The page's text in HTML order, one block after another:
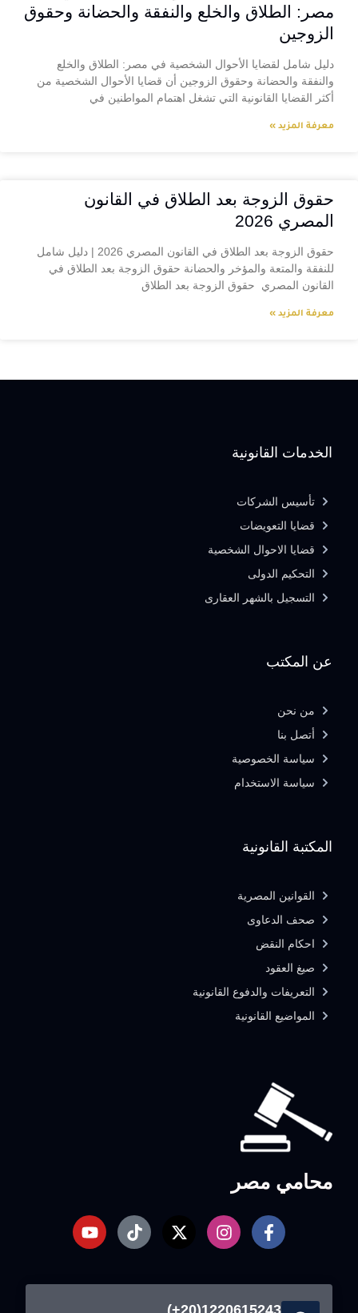
مصر: الطلاق والخلع والنفقة والحضانة وحقوق
الزوجين
دليل شامل لقضايا الأحوال الشخصية في مصر: الطلاق والخلع
والنفقة والحضانة وحقوق الزوجين أن قضايا الأحوال الشخصية من
أكثر القضايا القانونية التي تشغل اهتمام المواطنين في
معرفة المزيد »
حقوق الزوجة بعد الطلاق في القانون
المصري 2026
حقوق الزوجة بعد الطلاق في القانون المصري 2026 | دليل شامل
للنفقة والمتعة والمؤخر والحضانة حقوق الزوجة بعد الطلاق في
القانون المصري حقوق الزوجة بعد الطلاق
معرفة المزيد »
محامي مصر
المكتبة القانونية
القوانين المصرية
صحف الدعاوى
احكام النقض
صيغ العقود
التعريفات والدفوع القانونية
المواضيع القانونية
عن المكتب
من نحن
أتصل بنا
سياسة الخصوصية
سياسة الاستخدام
الخدمات القانونية
تأسيس الشركات
قضايا التعويضات
قضايا الاحوال الشخصية
التحكيم الدولى
التسجيل بالشهر العقارى